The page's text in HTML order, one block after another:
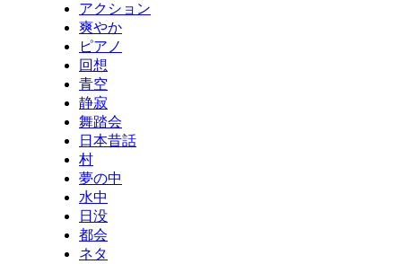
アクション
爽やか
ピアノ
回想
青空
静寂
舞踏会
日本昔話
村
夢の中
水中
日没
都会
ネタ